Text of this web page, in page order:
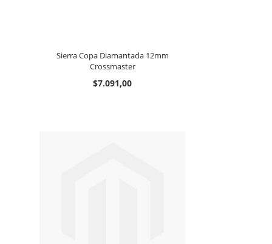
Sierra Copa Diamantada 12mm
Crossmaster
$7.091,00